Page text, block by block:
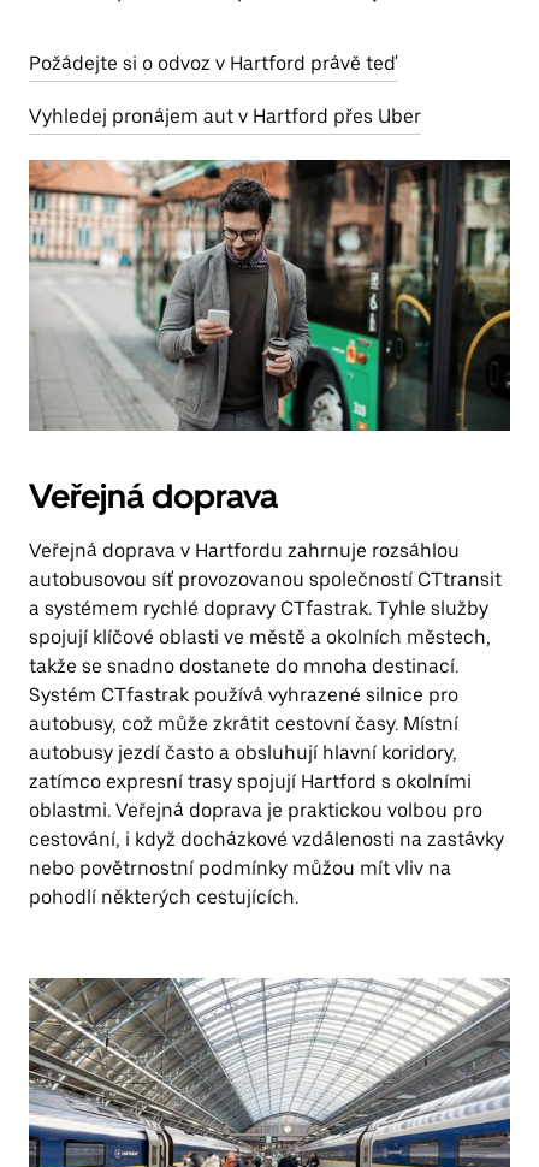
Požádejte si o odvoz v Hartford právě teď
Vyhledej pronájem aut v Hartford přes Uber
Veřejná doprava
Veřejná doprava v Hartfordu zahrnuje rozsáhlou
autobusovou síť provozovanou společností CTtransit
a systémem rychlé dopravy CTfastrak. Tyhle služby
spojují klíčové oblasti ve městě a okolních městech,
takže se snadno dostanete do mnoha destinací.
Systém CTfastrak používá vyhrazené silnice pro
autobusy, což může zkrátit cestovní časy. Místní
autobusy jezdí často a obsluhují hlavní koridory,
zatímco expresní trasy spojují Hartford s okolními
oblastmi. Veřejná doprava je praktickou volbou pro
cestování, i když docházkové vzdálenosti na zastávky
nebo povětrnostní podmínky můžou mít vliv na
pohodlí některých cestujících.